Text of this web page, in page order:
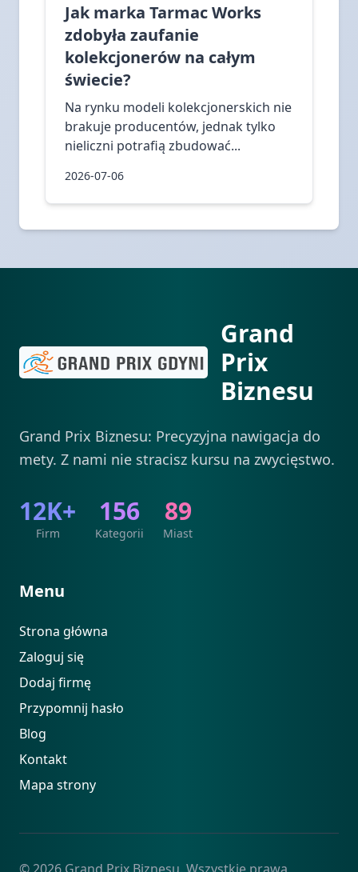
Jak marka Tarmac Works
zdobyła zaufanie
kolekcjonerów na całym
świecie?
Na rynku modeli kolekcjonerskich nie
brakuje producentów, jednak tylko
nieliczni potrafią zbudować...
2026-07-06
Grand
Prix
Biznesu
Grand Prix Biznesu: Precyzyjna nawigacja do
mety. Z nami nie stracisz kursu na zwycięstwo.
12K+
Firm
156
Kategorii
89
Miast
Menu
Strona główna
Zaloguj się
Dodaj firmę
Przypomnij hasło
Blog
Kontakt
Mapa strony